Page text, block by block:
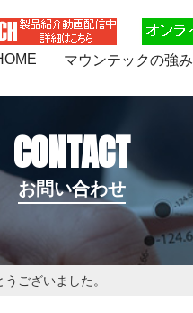
マウンテックの強み
CONTACT
お問い合わせ
ございました。